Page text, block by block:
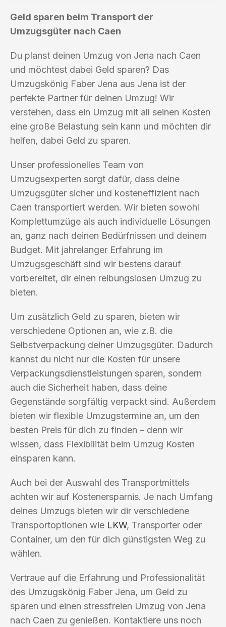
Geld sparen beim Transport der
Umzugsgüter nach Caen
Du planst deinen Umzug von Jena nach Caen
und möchtest dabei Geld sparen? Das
Umzugskönig Faber Jena aus Jena ist der
perfekte Partner für deinen Umzug! Wir
verstehen, dass ein Umzug mit all seinen Kosten
eine große Belastung sein kann und möchten dir
helfen, dabei Geld zu sparen.
Unser professionelles Team von
Umzugsexperten sorgt dafür, dass deine
Umzugsgüter sicher und kosteneffizient nach
Caen transportiert werden. Wir bieten sowohl
Komplettumzüge als auch individuelle Lösungen
an, ganz nach deinen Bedürfnissen und deinem
Budget. Mit jahrelanger Erfahrung im
Umzugsgeschäft sind wir bestens darauf
vorbereitet, dir einen reibungslosen Umzug zu
bieten.
Um zusätzlich Geld zu sparen, bieten wir
verschiedene Optionen an, wie z.B. die
Selbstverpackung deiner Umzugsgüter. Dadurch
kannst du nicht nur die Kosten für unsere
Verpackungsdienstleistungen sparen, sondern
auch die Sicherheit haben, dass deine
Gegenstände sorgfältig verpackt sind. Außerdem
bieten wir flexible Umzugstermine an, um den
besten Preis für dich zu finden – denn wir
wissen, dass Flexibilität beim Umzug Kosten
einsparen kann.
Auch bei der Auswahl des Transportmittels
achten wir auf Kostenersparnis. Je nach Umfang
deines Umzugs bieten wir dir verschiedene
Transportoptionen wie LKW, Transporter oder
Container, um den für dich günstigsten Weg zu
wählen.
Vertraue auf die Erfahrung und Professionalität
des Umzugskönig Faber Jena, um Geld zu
sparen und einen stressfreien Umzug von Jena
nach Caen zu genießen. Kontaktiere uns noch